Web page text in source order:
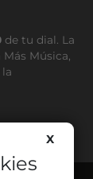
de tu dial. La
Música,
X